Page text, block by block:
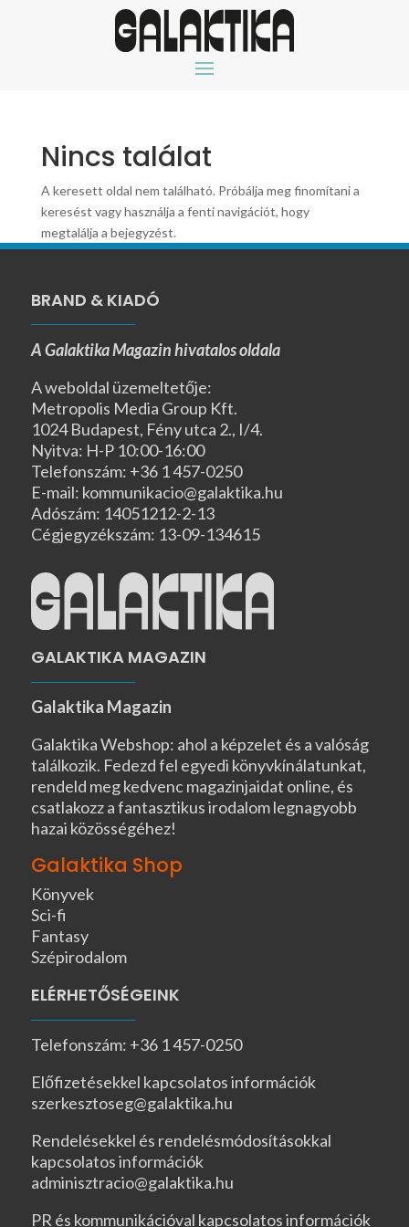
Nincs találat
A keresett oldal nem található. Próbálja meg finomítani a
keresést vagy használja a fenti navigációt, hogy
megtalálja a bejegyzést.
BRAND & KIADÓ
A Galaktika Magazin hivatalos oldala
A weboldal üzemeltetője:
Metropolis Media Group Kft.
1024 Budapest, Fény utca 2., I/4.
Nyitva: H-P 10:00-16:00
Telefonszám: +36 1 457-0250
E-mail: kommunikacio@galaktika.hu
Adószám: 14051212-2-13
Cégjegyzékszám: 13-09-134615
GALAKTIKA MAGAZIN
Galaktika Magazin
Galaktika Webshop: ahol a képzelet és a valóság
találkozik. Fedezd fel egyedi könyvkínálatunkat,
rendeld meg kedvenc magazinjaidat online, és
csatlakozz a fantasztikus irodalom legnagyobb
hazai közösségéhez!
Galaktika Shop
Könyvek
Sci-fi
Fantasy
Szépirodalom
ELÉRHETŐSÉGEINK
Telefonszám: +36 1 457-0250
Előfizetésekkel kapcsolatos információk
szerkesztoseg@galaktika.hu
Rendelésekkel és rendelésmódosításokkal
kapcsolatos információk
adminisztracio@galaktika.hu
PR és kommunikációval kapcsolatos információk